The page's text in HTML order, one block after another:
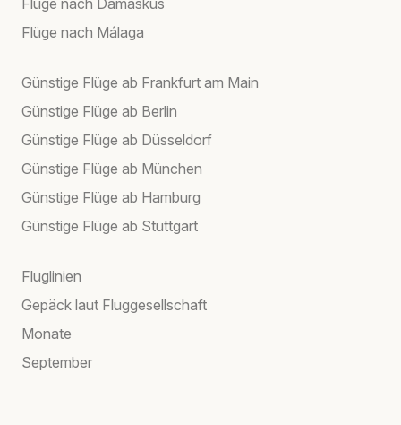
Flüge nach Málaga
Günstige Flüge ab Frankfurt am Main
Günstige Flüge ab Berlin
Günstige Flüge ab Düsseldorf
Günstige Flüge ab München
Günstige Flüge ab Hamburg
Günstige Flüge ab Stuttgart
Fluglinien
Gepäck laut Fluggesellschaft
Monate
September